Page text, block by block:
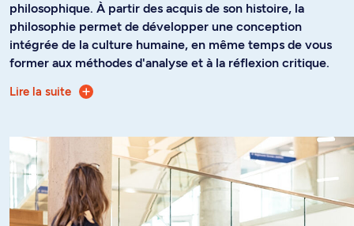
philosophique. À partir des acquis de son histoire, la
philosophie permet de développer une conception
intégrée de la culture humaine, en même temps de vous
former aux méthodes d'analyse et à la réflexion critique.
Plus spécifiquement, le doctorat vise à :
Démontrer que vous êtes capable de produire une
œuvre apportant une contribution originale à la
discipline
Donner une formation permettant d'enseigner la
philosophie au niveau universitaire
Lire la suite